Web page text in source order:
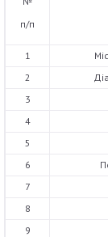
п/п
1
2
3
4
5
6
7
8
9